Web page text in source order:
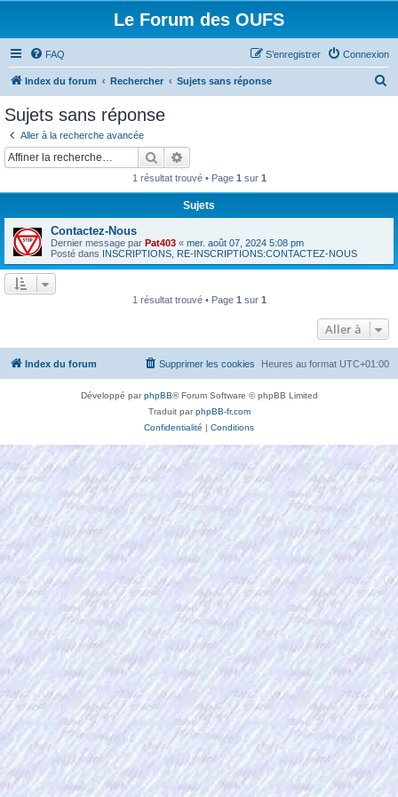
Le Forum des OUFS
FAQ Connexion
S’enregistrer
Index du forum Rechercher Sujets sans réponse
r
Sujets sans réponse
Aller à la recherche avancée
Rechercher
1 résultat trouvé • Page 1 sur 1
Sujets
Contactez-Nous
Dernier message par Pat403 « mer. août 07, 2024 5:08 pm
Posté dans INSCRIPTIONS, RE-INSCRIPTIONS:CONTACTEZ-NOUS
1 résultat trouvé • Page 1 sur 1
Aller à
Index du forum Heures au format UTC+01:00
Supprimer les cookies
Développé parphpBB® Forum Software © phpBB Limited
Traduit parphpBB-fr.com
Confidentialité | Conditions